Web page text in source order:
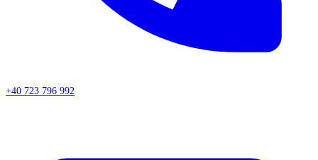
+40 723 796 992